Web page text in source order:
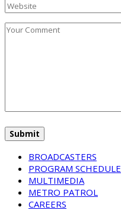
BROADCASTERS
PROGRAM SCHEDULE
MULTIMEDIA
METRO PATROL
CAREERS